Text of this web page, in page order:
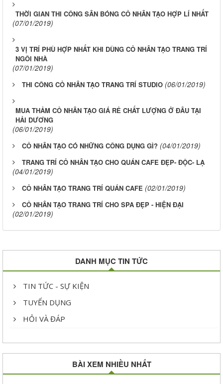
THỜI GIAN THI CÔNG SÂN BÓNG CỎ NHÂN TẠO HỢP LÍ NHẤT
(07/01/2019)
3 VỊ TRÍ PHÙ HỢP NHẤT KHI DÙNG CỎ NHÂN TẠO TRANG TRÍ
NGÔI NHÀ
(07/01/2019)
THI CÔNG CỎ NHÂN TẠO TRANG TRÍ STUDIO (06/01/2019)
MUA THẢM CỎ NHÂN TẠO GIÁ RẺ CHẤT LƯỢNG Ở ĐÂU TẠI
HẢI DƯƠNG
(06/01/2019)
CỎ NHÂN TẠO CÓ NHỮNG CÔNG DỤNG GÌ? (04/01/2019)
TRANG TRÍ CỎ NHÂN TẠO CHO QUÁN CAFE ĐẸP- ĐỘC- LẠ
(04/01/2019)
CỎ NHÂN TẠO TRANG TRÍ QUÁN CAFE (02/01/2019)
CỎ NHÂN TẠO TRANG TRÍ CHO SPA ĐẸP - HIỆN ĐẠI
(02/01/2019)
DANH MỤC TIN TỨC
TIN TỨC - SỰ KIỆN
TUYỂN DỤNG
HỎI VÀ ĐÁP
BÀI XEM NHIỀU NHẤT